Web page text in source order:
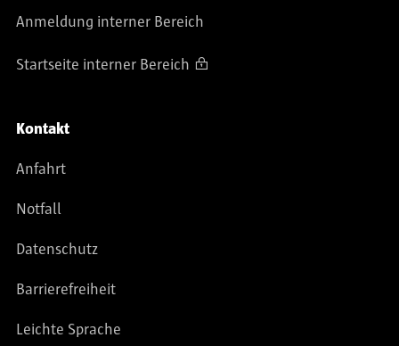
Anmeldung interner Bereich
Startseite interner Bereich
Kontakt
Anfahrt
Notfall
Datenschutz
Barrierefreiheit
Leichte Sprache